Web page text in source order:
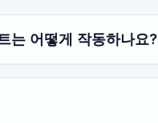
는 어떻게 작동하나요?